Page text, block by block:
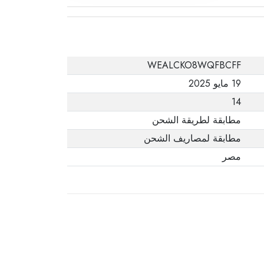
WEALCKO8WQFBCFF
19 مايو 2025
14
مطابقة لطريقة الشحن
مطابقة لمصاريف الشحن
مصر